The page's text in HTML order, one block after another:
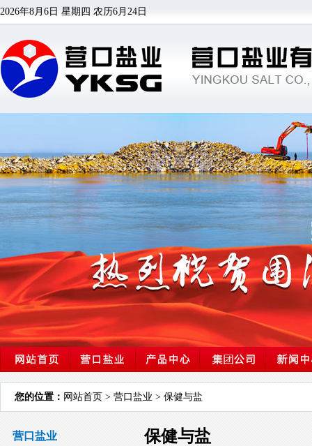
2026年8月6日 星期四 农历6月24日
您的位置： 网站首页 > 营口盐业 > 保健与盐
营口盐业 保健与盐